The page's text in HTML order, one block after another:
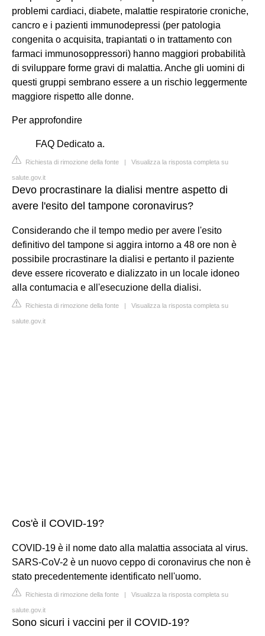
problemi cardiaci, diabete, malattie respiratorie croniche,
cancro e i pazienti immunodepressi (per patologia
congenita o acquisita, trapiantati o in trattamento con
farmaci immunosoppressori) hanno maggiori probabilità
di sviluppare forme gravi di malattia. Anche gli uomini di
questi gruppi sembrano essere a un rischio leggermente
maggiore rispetto alle donne.
Per approfondire
FAQ Dedicato a.
Richiesta di rimozione della fonte | Visualizza la risposta completa su
salute.gov.it
Devo procrastinare la dialisi mentre aspetto di
avere l'esito del tampone coronavirus?
Considerando che il tempo medio per avere l'esito
definitivo del tampone si aggira intorno a 48 ore non è
possibile procrastinare la dialisi e pertanto il paziente
deve essere ricoverato e dializzato in un locale idoneo
alla contumacia e all'esecuzione della dialisi.
Richiesta di rimozione della fonte | Visualizza la risposta completa su
salute.gov.it
Cos'è il COVID-19?
COVID-19 è il nome dato alla malattia associata al virus.
SARS-CoV-2 è un nuovo ceppo di coronavirus che non è
stato precedentemente identificato nell'uomo.
Richiesta di rimozione della fonte | Visualizza la risposta completa su
salute.gov.it
Sono sicuri i vaccini per il COVID-19?